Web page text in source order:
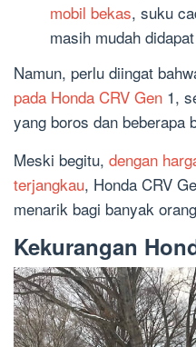
mobil bekas, suku
masih mudah
Namun, perlu diingat
pada Honda CRV Gen 1,
yang boros dan beberapa
Meski begitu, dengan
terjangkau, Honda CRV
menarik bagi banyak orang
Kekurangan